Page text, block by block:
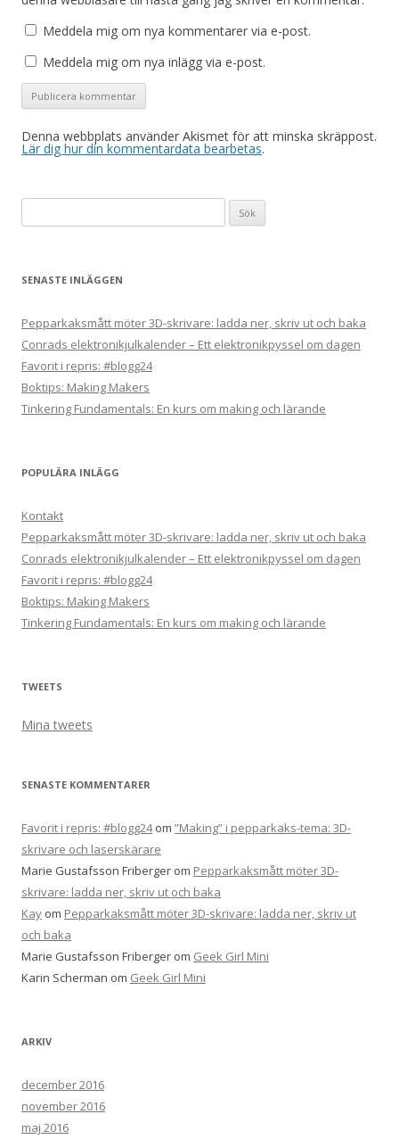
Meddela mig om nya kommentarer via e-post.
Meddela mig om nya inlägg via e-post.
Denna webbplats använder Akismet för att minska skräppost.
Lär dig hur din kommentardata bearbetas.
efter:
SENASTE INLÄGGEN
Pepparkaksmått möter 3D-skrivare: ladda ner, skriv ut och baka
Conrads elektronikjulkalender – Ett elektronikpyssel om dagen
Favorit i repris: #blogg24
Boktips: Making Makers
Tinkering Fundamentals: En kurs om making och lärande
POPULÄRA INLÄGG
Kontakt
Pepparkaksmått möter 3D-skrivare: ladda ner, skriv ut och baka
Conrads elektronikjulkalender – Ett elektronikpyssel om dagen
Favorit i repris: #blogg24
Boktips: Making Makers
Tinkering Fundamentals: En kurs om making och lärande
TWEETS
Mina tweets
SENASTE KOMMENTARER
Favorit i repris: #blogg24om ”Making” i pepparkaks-tema: 3D-
skrivare och laserskärare
Marie Gustafsson Friberger om Pepparkaksmått möter 3D-
skrivare: ladda ner, skriv ut och baka
Kay om Pepparkaksmått möter 3D-skrivare: ladda ner, skriv ut
och baka
Marie Gustafsson Friberger om Geek Girl Mini
Karin Scherman om Geek Girl Mini
ARKIV
december 2016
november 2016
maj 2016